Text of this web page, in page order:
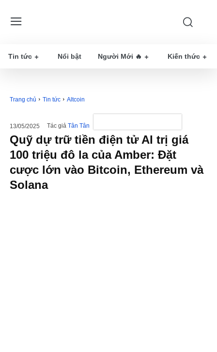
Tin tức Nổi bật Người Mới 🔥 Kiến thức
Trang chủ Tin tức Altcoin
13/05/2025 Tác giả Tân Tân
Quỹ dự trữ tiền điện tử AI trị giá
100 triệu đô la của Amber: Đặt
cược lớn vào Bitcoin, Ethereum và
Solana